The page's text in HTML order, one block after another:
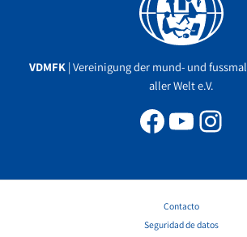
VDMFK | Vereinigung der mund- und
aller Welt e.V.
Contacto
Seguridad de datos